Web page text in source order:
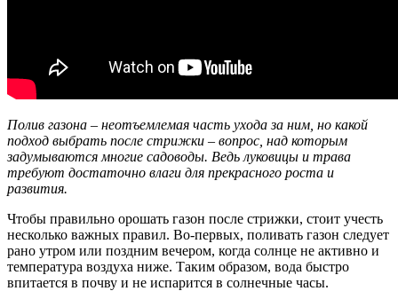
Полив газона – неотъемлемая часть ухода за ним, но какой
подход выбрать после стрижки – вопрос, над которым
задумываются многие садоводы. Ведь луковицы и трава
требуют достаточно влаги для прекрасного роста и
развития.
Чтобы правильно орошать газон после стрижки, стоит учесть
несколько важных правил. Во-первых, поливать газон следует
рано утром или поздним вечером, когда солнце не активно и
температура воздуха ниже. Таким образом, вода быстро
впитается в почву и не испарится в солнечные часы.